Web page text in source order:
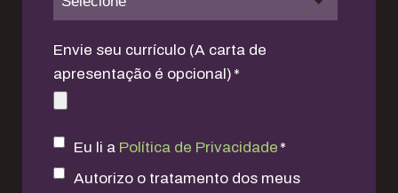
Envie seu currículo (A carta de
apresentação é opcional) *
Eu li a Política de Privacidade *
Autorizo o tratamento dos meus